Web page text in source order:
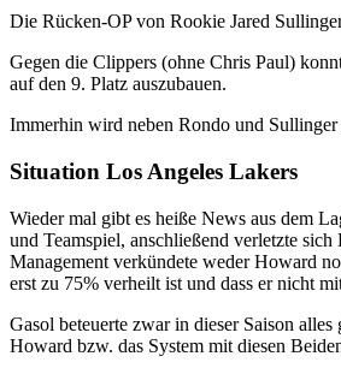
Die Rücken-OP von Rookie Jared
Gegen die Clippers (ohne Chris Paul)
auf den 9. Platz auszubauen.
Immerhin wird neben Rondo und Sullinger
Situation Los Angeles Lakers
Wieder mal gibt es heiße News aus dem
und Teamspiel, anschließend verletzte
Management verkündete weder Howard
erst zu 75% verheilt ist und dass er nicht
Gasol beteuerte zwar in dieser Saison
Howard bzw. das System mit diesen